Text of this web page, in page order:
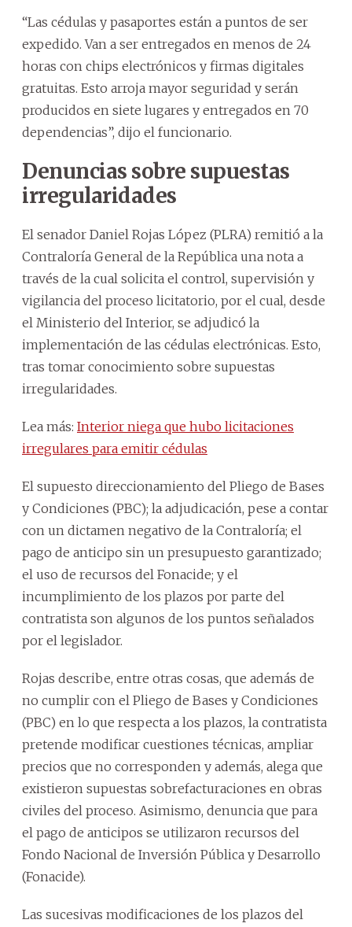
“Las cédulas y pasaportes están a puntos de ser
expedido. Van a ser entregados en menos de 24
horas con chips electrónicos y firmas digitales
gratuitas. Esto arroja mayor seguridad y serán
producidos en siete lugares y entregados en 70
dependencias”, dijo el funcionario.
Denuncias sobre supuestas
irregularidades
El senador Daniel Rojas López (PLRA) remitió a la
Contraloría General de la República una nota a
través de la cual solicita el control, supervisión y
vigilancia del proceso licitatorio, por el cual, desde
el Ministerio del Interior, se adjudicó la
implementación de las cédulas electrónicas. Esto,
tras tomar conocimiento sobre supuestas
irregularidades.
Lea más: Interior niega que hubo licitaciones
irregulares para emitir cédulas
El supuesto direccionamiento del Pliego de Bases
y Condiciones (PBC); la adjudicación, pese a contar
con un dictamen negativo de la Contraloría; el
pago de anticipo sin un presupuesto garantizado;
el uso de recursos del Fonacide; y el
incumplimiento de los plazos por parte del
contratista son algunos de los puntos señalados
por el legislador.
Rojas describe, entre otras cosas, que además de
no cumplir con el Pliego de Bases y Condiciones
(PBC) en lo que respecta a los plazos, la contratista
pretende modificar cuestiones técnicas, ampliar
precios que no corresponden y además, alega que
existieron supuestas sobrefacturaciones en obras
civiles del proceso. Asimismo, denuncia que para
el pago de anticipos se utilizaron recursos del
Fondo Nacional de Inversión Pública y Desarrollo
(Fonacide).
Las sucesivas modificaciones de los plazos del